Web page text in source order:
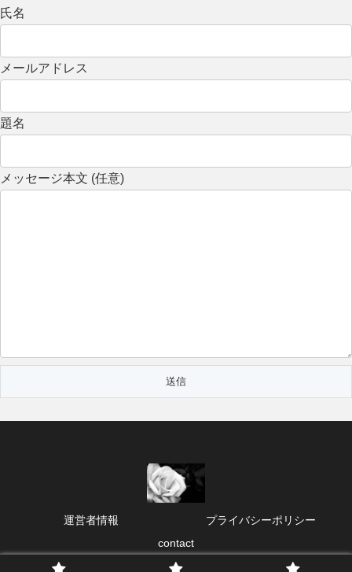
氏名
メールアドレス
題名
メッセージ本文 (任意)
運営者情報
プライバシーポリシー
contact